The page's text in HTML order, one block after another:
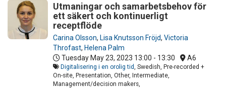
Utmaningar och samarbetsbehov för
ett säkert och kontinuerligt
receptflöde
Carina Olsson, Lisa Knutsson Fröjd, Victoria
Throfast, Helena Palm
Tuesday May 23, 2023 13:00 - 13:30 A6
Digitalisering i en orolig tid , Swedish, Pre-recorded +
On-site, Presentation, Other, Intermediate,
Management/decision makers,